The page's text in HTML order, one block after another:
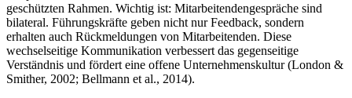
geschützten Rahmen. Wichtig ist: Mitarbeitendengespräche sind
bilateral. Führungskräfte geben nicht nur Feedback, sondern
erhalten auch Rückmeldungen von Mitarbeitenden. Diese
wechselseitige Kommunikation verbessert das gegenseitige
Verständnis und fördert eine offene Unternehmenskultur (London &
Smither, 2002; Bellmann et al., 2014).